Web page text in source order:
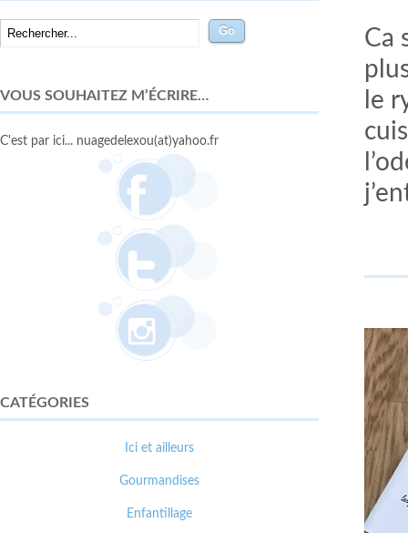
Ca
le
VOUS SOUHAITEZ M’ÉCRIRE…
C'est par ici... nuagedelexou(at)yahoo.fr
CATÉGORIES
Ici et ailleurs
Gourmandises
Enfantillage